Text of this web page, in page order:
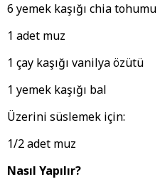
6 yemek kaşığı chia tohumu
1 adet muz
1 çay kaşığı vanilya özütü
1 yemek kaşığı bal
Üzerini süslemek için:
1/2 adet muz
Nasıl Yapılır?